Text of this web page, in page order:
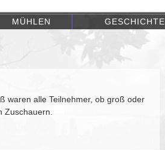
MÜHLEN GESCHICHTE
waren alle Teilnehmer, ob groß oder
Zuschauern.